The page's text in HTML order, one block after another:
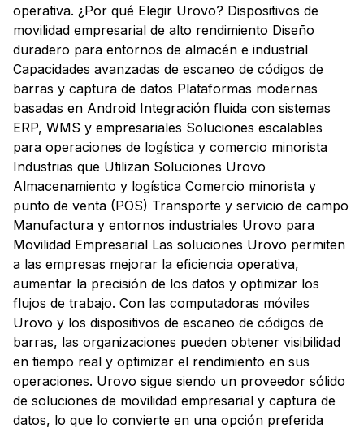
operativa. ¿Por qué Elegir Urovo? Dispositivos de
movilidad empresarial de alto rendimiento Diseño
duradero para entornos de almacén e industrial
Capacidades avanzadas de escaneo de códigos de
barras y captura de datos Plataformas modernas
basadas en Android Integración fluida con sistemas
ERP, WMS y empresariales Soluciones escalables
para operaciones de logística y comercio minorista
Industrias que Utilizan Soluciones Urovo
Almacenamiento y logística Comercio minorista y
punto de venta (POS) Transporte y servicio de campo
Manufactura y entornos industriales Urovo para
Movilidad Empresarial Las soluciones Urovo permiten
a las empresas mejorar la eficiencia operativa,
aumentar la precisión de los datos y optimizar los
flujos de trabajo. Con las computadoras móviles
Urovo y los dispositivos de escaneo de códigos de
barras, las organizaciones pueden obtener visibilidad
en tiempo real y optimizar el rendimiento en sus
operaciones. Urovo sigue siendo un proveedor sólido
de soluciones de movilidad empresarial y captura de
datos, lo que lo convierte en una opción preferida